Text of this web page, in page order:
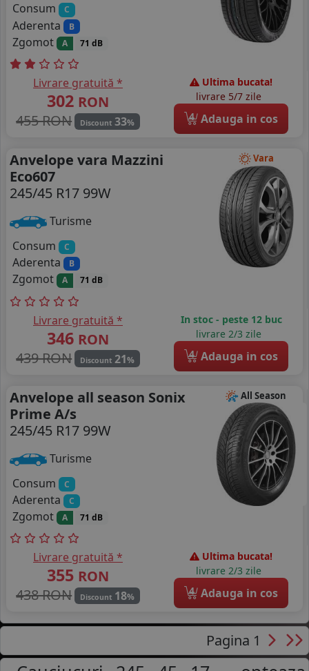
Consum
C
Aderenta B
Zgomot A 71 dB
Livrare gratuită *
302 RON
455 RON
Discount 33%
Ultima bucata!
livrare 5/7 zile
4 Adauga in cos
Vara
Anvelope vara Mazzini
Eco607
245/45 R17 99W
Turisme
Consum
C
Aderenta B
Zgomot A 71 dB
Livrare gratuită *
346 RON
439 RON
Discount 21%
In stoc - peste 12 buc
livrare 2/3 zile
4 Adauga in cos
All Season
Anvelope all season Sonix
Prime A/s
245/45 R17 99W
Turisme
Consum
C
Aderenta C
Zgomot A 71 dB
Livrare gratuită *
355 RON
438 RON
Discount 18%
Ultima bucata!
livrare 2/3 zile
4 Adauga in cos
Pagina 1